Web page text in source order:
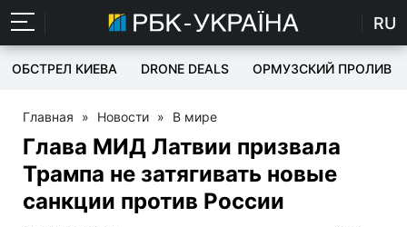
RU
ОБСТРЕЛ КИЕВА DRONE DEALS ОРМУЗСКИЙ ПРОЛИВ
Главная » Новости » В мире
Глава МИД Латвии призвала
Трампа не затягивать новые
санкции против России